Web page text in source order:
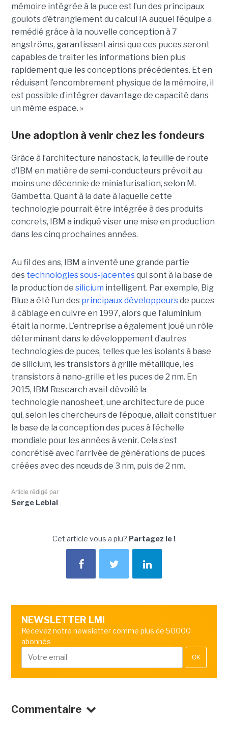
mémoire intégrée à la puce est l’un des principaux
goulots d’étranglement du calcul IA auquel l’équipe a
remédié grâce à la nouvelle conception à 7
angströms, garantissant ainsi que ces puces seront
capables de traiter les informations bien plus
rapidement que les conceptions précédentes. Et en
réduisant l’encombrement physique de la mémoire, il
est possible d’intégrer davantage de capacité dans
un même espace. »
Une adoption à venir chez les fondeurs
Grâce à l’architecture nanostack, la feuille de route
d’IBM en matière de semi-conducteurs prévoit au
moins une décennie de miniaturisation, selon M.
Gambetta. Quant à la date à laquelle cette
technologie pourrait être intégrée à des produits
concrets, IBM a indiqué viser une mise en production
dans les cinq prochaines années.
Au fil des ans, IBM a inventé une grande partie
des technologies sous-jacentesqui sont à la base de
la production de silicium intelligent. Par exemple, Big
Blue a été l’un des principaux développeursde puces
à câblage en cuivre en 1997, alors que l’aluminium
était la norme. L’entreprise a également joué un rôle
déterminant dans le développement d’autres
technologies de puces, telles que les isolants à base
de silicium, les transistors à grille métallique, les
transistors à nano-grille et les puces de 2 nm. En
2015, IBM Research avait dévoilé la
technologie nanosheet, une architecture de puce
qui, selon les chercheurs de l’époque, allait constituer
la base de la conception des puces à l’échelle
mondiale pour les années à venir. Cela s’est
concrétisé avec l’arrivée de générations de puces
créées avec des nœuds de 3 nm, puis de 2 nm.
Article rédigé par
Serge Leblal
Cet article vous a plu? Partagez le !
NEWSLETTER LMI
Recevez notre newsletter comme plus de 50000
abonnés
OK
Commentaire